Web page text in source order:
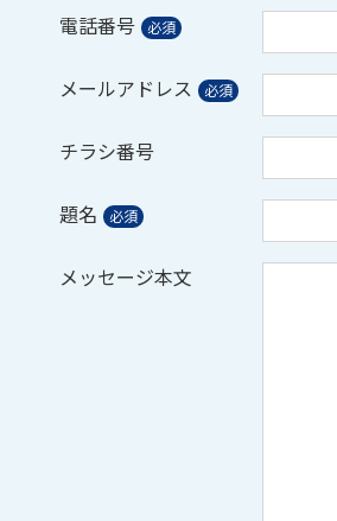
電話番号
メールアドレス
チラシ番号
題名
メッセージ本文